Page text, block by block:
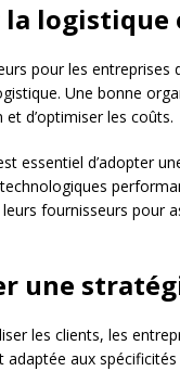
logistique
pour les
Une bonne
d’optimiser les coûts.
essentiel d’adopter
technologiques
fournisseurs pour
une
les clients, les
aux